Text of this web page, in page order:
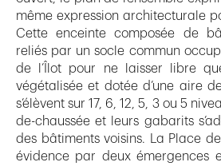
même expression architecturale
Cette enceinte composée de
reliés par un socle commun
de l’Îlot pour ne laisser libre
végétalisée et dotée d’une aire
s’élèvent sur 17, 6, 12, 5, 3 ou 5
de-chaussée et leurs gabarits
des bâtiments voisins. La Place
évidence par deux émergences